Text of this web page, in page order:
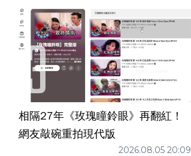
相隔27年《玫瑰瞳鈴眼》再翻紅！
網友敲碗重拍現代版
2026.08.05 20:09